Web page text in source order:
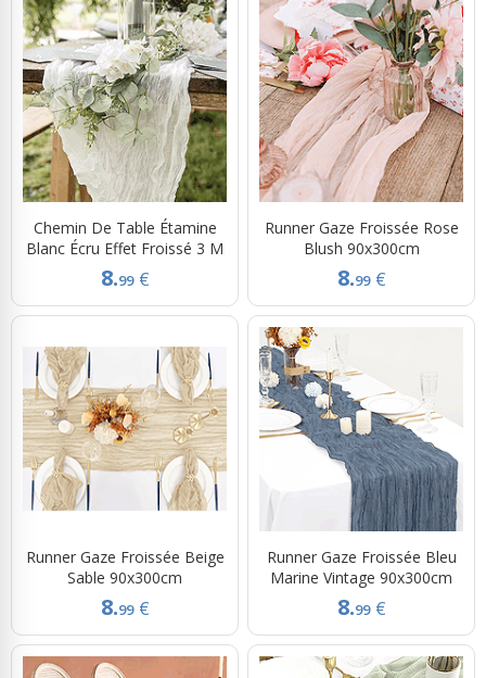
Chemin De Table Étamine
Blanc Écru Effet Froissé 3 M
8.99 €
Runner Gaze Froissée Rose
Blush 90x300cm
8.99 €
Runner Gaze Froissée Beige
Sable 90x300cm
8.99 €
Runner Gaze Froissée Bleu
Marine Vintage 90x300cm
8.99 €